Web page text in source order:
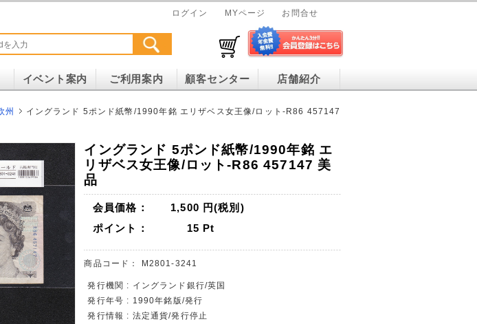
ログイン MYページ お問合せ
イベント案内 ご利用案内 顧客センター 店舗紹介
州
イングランド 5ポンド紙幣/1990年銘 エリザベス女王像/ロット-R86 457147
イングランド 5ポンド紙幣/1990年銘 エ
リザベス女王像/ロット-R86 457147 美
品
会員価格： 1,500 円(税別)
ポイント：
15 Pt
商品コード： M2801-3241
発行機関 : イングランド銀行/英国
発行年号 : 1990年銘版/発行
発行情報 : 法定通貨/発行停止